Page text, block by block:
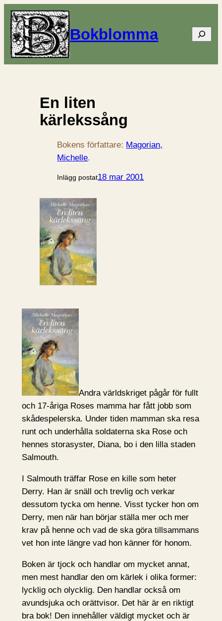
Bokblomma Sök
En liten
kärlekssång
Bokens författare: Magorian,
Michelle.
Inlägg postat18 mar 2001
Andra världskriget pågår för fullt
och 17-åriga Roses mamma har fått jobb som
skådespelerska. Under tiden mamman ska resa
runt och underhålla soldaterna ska Rose och
hennes storasyster, Diana, bo i den lilla staden
Salmouth.
I Salmouth träffar Rose en kille som heter
Derry. Han är snäll och trevlig och verkar
dessutom tycka om henne. Visst tycker hon om
Derry, men när han börjar ställa mer och mer
krav på henne och vad de ska göra tillsammans
vet hon inte längre vad hon känner för honom.
Boken är tjock och handlar om mycket annat,
men mest handlar den om kärlek i olika former:
lycklig och olycklig. Den handlar också om
avundsjuka och orättvisor. Det här är en riktigt
bra bok! Den innehåller väldigt mycket och är